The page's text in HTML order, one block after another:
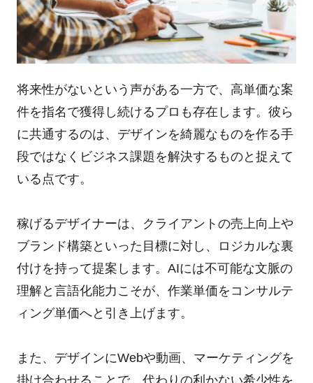
将来性がないという声がある一方で、高単価な案
件を指名で獲得し続けるプロも存在します。彼ら
に共通するのは、デザインを綺麗なものを作る手
段ではなくビジネス課題を解決するものと捉えて
いる点です。
稼げるデザイナーは、クライアントの売上向上や
ブランド構築といった目標に対し、ロジカルな裏
付けを持って提案します。AIには不可能な文脈の
理解と言語化能力こそが、作業単価をコンサルテ
ィング単価へと引き上げます。
また、デザインにWebや動画、マーケティングを